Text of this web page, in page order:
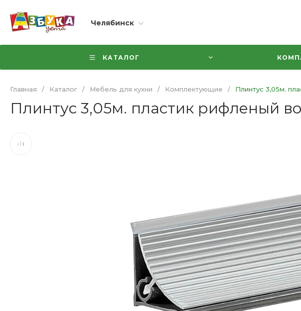
Челябинск
КАТАЛОГ
Главная / Каталог / Мебель для кухни / Комплектующие / Плинтус 3,05м.
Плинтус 3,05м. пластик рифленый